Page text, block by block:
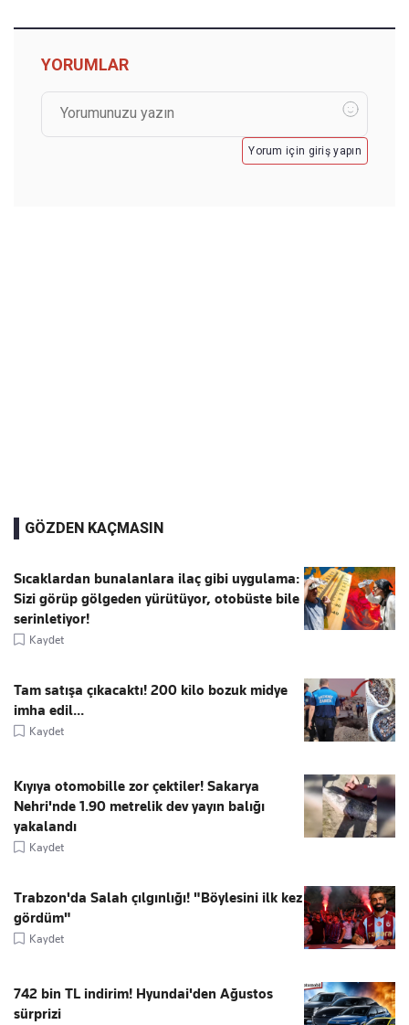
YORUMLAR
Yorum için giriş yapın
GÖZDEN KAÇMASIN
Sıcaklardan bunalanlara ilaç gibi uygulama:
Sizi görüp gölgeden yürütüyor, otobüste bile
serinletiyor!
Kaydet
Tam satışa çıkacaktı! 200 kilo bozuk midye
imha edil...
Kaydet
Kıyıya otomobille zor çektiler! Sakarya
Nehri'nde 1.90 metrelik dev yayın balığı
yakalandı
Kaydet
Trabzon'da Salah çılgınlığı! "Böylesini ilk kez
gördüm"
Kaydet
742 bin TL indirim! Hyundai'den Ağustos
sürprizi